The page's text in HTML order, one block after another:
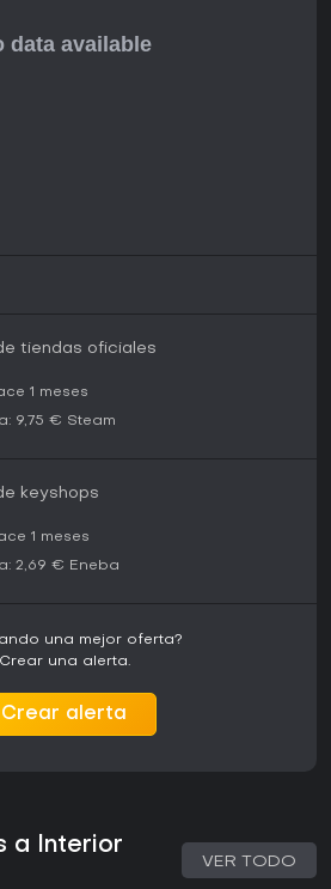
tiendas oficiales
1 meses
9,75 € Steam
keyshops
1 meses
2,69 € Eneba
una mejor oferta?
Crear una alerta.
Crear alerta
a Interior
VER TODO